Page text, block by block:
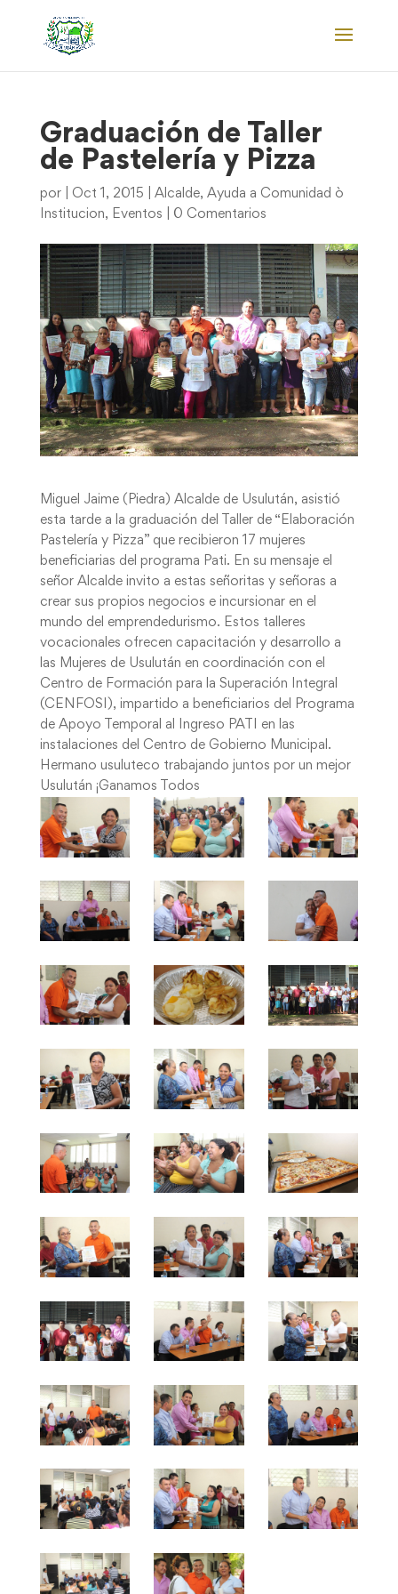
Graduación de Taller
de Pastelería y Pizza
por Oct 1, 2015 Alcalde, Ayuda a Comunidad ò
Institucion, Eventos 0 Comentarios
Miguel Jaime (Piedra) Alcalde de Usulután, asistió
esta tarde a la graduación del Taller de “Elaboración
Pastelería y Pizza” que recibieron 17 mujeres
beneficiarias del programa Pati. En su mensaje el
señor Alcalde invito a estas señoritas y señoras a
crear sus propios negocios e incursionar en el
mundo del emprendedurismo. Estos talleres
vocacionales ofrecen capacitación y desarrollo a
las Mujeres de Usulután en coordinación con el
Centro de Formación para la Superación Integral
(CENFOSI), impartido a beneficiarios del Programa
de Apoyo Temporal al Ingreso PATI en las
instalaciones del Centro de Gobierno Municipal.
Hermano usuluteco trabajando juntos por un mejor
Usulután ¡Ganamos Todos